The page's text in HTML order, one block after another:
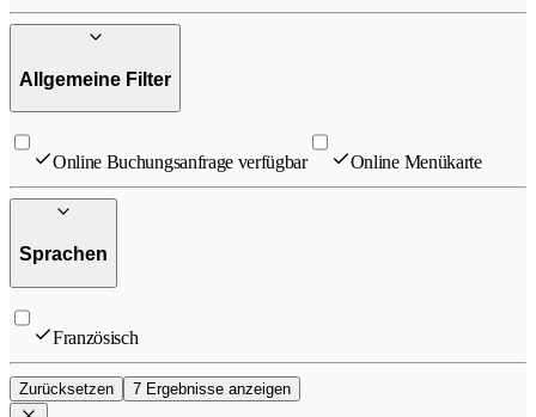
Allgemeine Filter
Online Buchungsanfrage verfügbar Online Menükarte
Sprachen
Französisch
Zurücksetzen 7 Ergebnisse anzeigen